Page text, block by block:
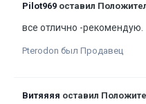
Pilot969 оставил
все отлично -рекомендую.
Pterodon был Продавец
Витяяяя оставил